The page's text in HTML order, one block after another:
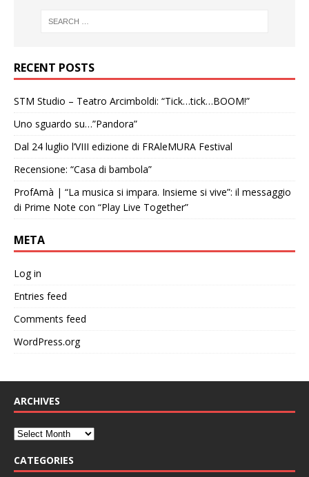
RECENT POSTS
STM Studio – Teatro Arcimboldi: “Tick…tick…BOOM!”
Uno sguardo su…”Pandora”
Dal 24 luglio l’VIII edizione di FRAleMURA Festival
Recensione: “Casa di bambola”
ProfAmà | “La musica si impara. Insieme si vive”: il messaggio
di Prime Note con “Play Live Together”
META
Log in
Entries feed
Comments feed
WordPress.org
ARCHIVES
CATEGORIES